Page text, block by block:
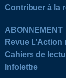
Contribuer à la
ABONNEMENT
Revue L’Action
Cahiers de
Infolettre